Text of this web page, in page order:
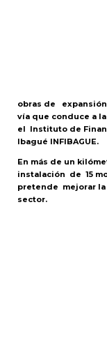
obras de
vía que conduce a
el Instituto de
Ibagué INFIBAGUE.
En más de un
instalación de 15
pretende mejorar
sector.